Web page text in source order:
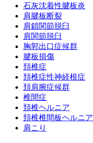
石灰沈着性腱板炎
肩腱板断裂
肩鎖関節脱臼
肩関節脱臼
胸郭出口症候群
腱板損傷
頚椎症
頚椎症性神経根症
頚肩腕症候群
椎間症
頚椎ヘルニア
頚椎椎間板ヘルニア
肩こり